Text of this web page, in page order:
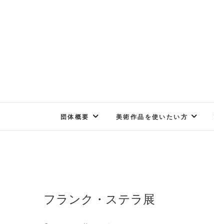
団体概要 美術作品を使いたい方
フランク・ステラ展